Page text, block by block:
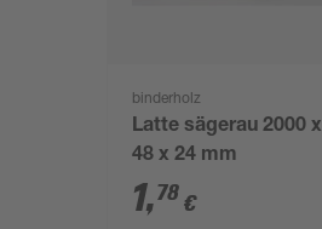
binderholz
Latte sägerau 2000 x
48 x 24 mm
1,78 €